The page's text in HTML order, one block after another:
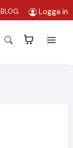
BLOG Logga in